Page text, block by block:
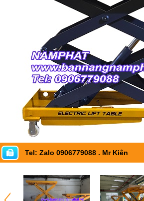
Tel: Zalo 0906779088 . Mr Kiên